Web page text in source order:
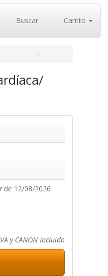
Buscar Carrito
de 12/08/2026
y CANON Incluido